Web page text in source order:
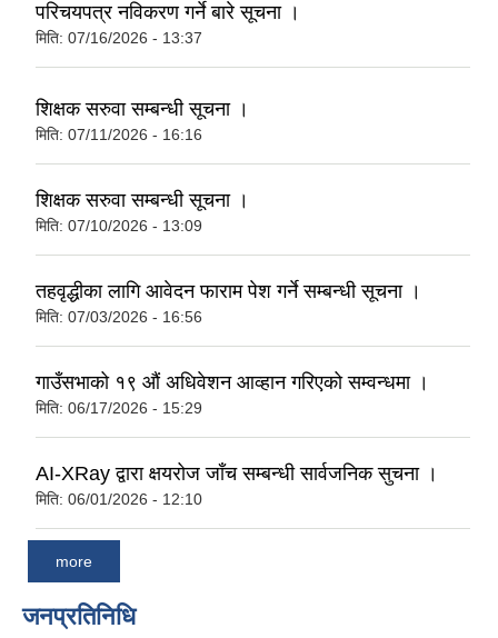
परिचयपत्र नविकरण गर्ने बारे सूचना ।
मिति: 07/16/2026 - 13:37
शिक्षक सरुवा सम्बन्धी सूचना ।
मिति: 07/11/2026 - 16:16
शिक्षक सरुवा सम्बन्धी सूचना ।
मिति: 07/10/2026 - 13:09
तहवृद्धीका लागि आवेदन फाराम पेश गर्ने सम्बन्धी सूचना ।
मिति: 07/03/2026 - 16:56
गाउँसभाको १९ औं अधिवेशन आव्हान गरिएको सम्वन्धमा ।
मिति: 06/17/2026 - 15:29
AI-XRay द्वारा क्षयरोज जाँच सम्बन्धी सार्वजनिक सुचना ।
मिति: 06/01/2026 - 12:10
more
जनप्रतिनिधि